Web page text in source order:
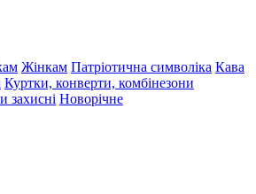
Жінкам Патріотична символіка Кава
Куртки, конверти, комбінезони
захисні Новорічне